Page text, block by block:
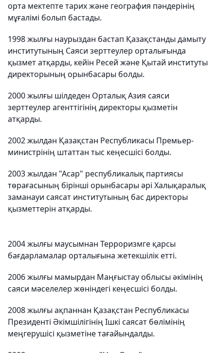
орта мектепте тарих және география пәндерінің
мұғалімі болып бастады.
1998 жылғы наурыздан бастап Қазақстанды дамыту
институтының Саяси зерттеулер орталығында
қызмет атқарды, кейін Ресей және Қытай институты
директорының орынбасары болды.
2000 жылғы шілдеден Орталық Азия саяси
зерттеулер агенттігінің директоры қызметін
атқарды.
2002 жылдан Қазақстан Республикасы Премьер-
министрінің штаттан тыс кеңесшісі болды.
2003 жылдан "Асар" республикалық партиясы
төрағасының бірінші орынбасары әрі Халықаралық
заманауи саясат институтының бас директоры
қызметтерін атқарды.
2004 жылғы маусымнан Терроризмге қарсы
бағдарламалар орталығына жетекшілік етті.
2006 жылғы мамырдан Маңғыстау облысы әкімінің
саяси мәселелер жөніндегі кеңесшісі болды.
2008 жылғы ақпаннан Қазақстан Республикасы
Президенті Әкімшілігінің Ішкі саясат бөлімінің
меңгерушісі қызметіне тағайындалды.